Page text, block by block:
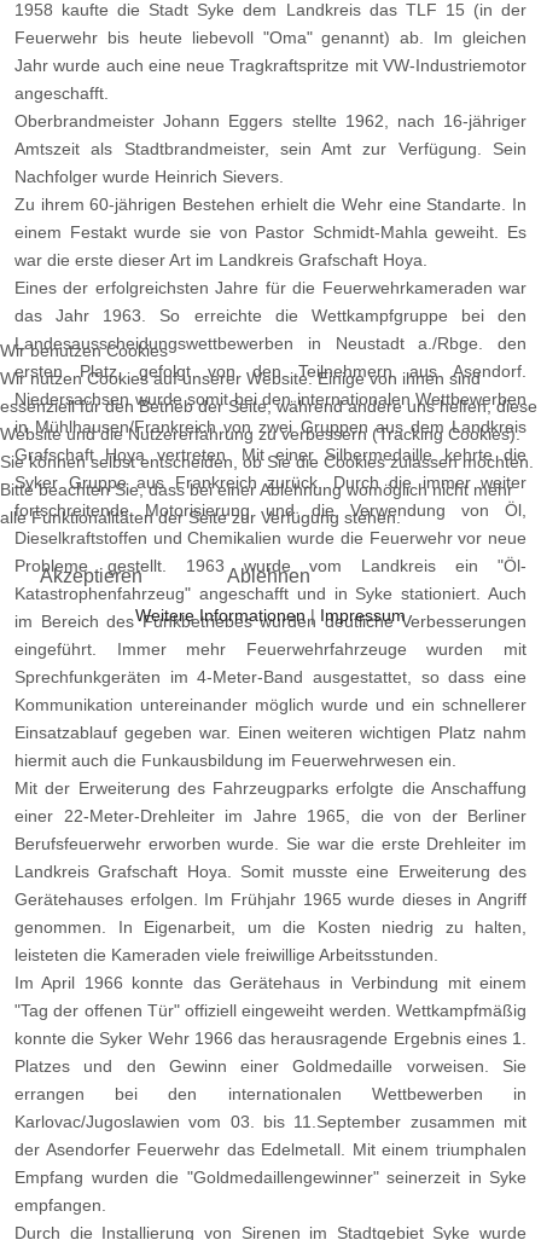
1958 kaufte die Stadt Syke dem Landkreis das TLF 15 (in der
Feuerwehr bis heute liebevoll "Oma" genannt) ab. Im gleichen
Jahr wurde auch eine neue Tragkraftspritze mit VW-Industriemotor
angeschafft.
Oberbrandmeister Johann Eggers stellte 1962, nach 16-jähriger
Amtszeit als Stadtbrandmeister, sein Amt zur Verfügung. Sein
Nachfolger wurde Heinrich Sievers.
Zu ihrem 60-jährigen Bestehen erhielt die Wehr eine Standarte. In
einem Festakt wurde sie von Pastor Schmidt-Mahla geweiht. Es
war die erste dieser Art im Landkreis Grafschaft Hoya.
Eines der erfolgreichsten Jahre für die Feuerwehrkameraden war
das Jahr 1963. So erreichte die Wettkampfgruppe bei den
Landesausscheidungswettbewerben in Neustadt a./Rbge. den
ersten Platz, gefolgt von den Teilnehmern aus Asendorf.
Niedersachsen wurde somit bei den internationalen Wettbewerben
in Mühlhausen/Frankreich von zwei Gruppen aus dem Landkreis
Grafschaft Hoya vertreten. Mit einer Silbermedaille kehrte die
Syker Gruppe aus Frankreich zurück. Durch die immer weiter
fortschreitende Motorisierung und die Verwendung von Öl,
Dieselkraftstoffen und Chemikalien wurde die Feuerwehr vor neue
Probleme gestellt. 1963 wurde vom Landkreis ein "Öl-
Katastrophenfahrzeug" angeschafft und in Syke stationiert. Auch
im Bereich des Funkbetriebes wurden deutliche Verbesserungen
eingeführt. Immer mehr Feuerwehrfahrzeuge wurden mit
Sprechfunkgeräten im 4-Meter-Band ausgestattet, so dass eine
Kommunikation untereinander möglich wurde und ein schnellerer
Einsatzablauf gegeben war. Einen weiteren wichtigen Platz nahm
hiermit auch die Funkausbildung im Feuerwehrwesen ein.
Mit der Erweiterung des Fahrzeugparks erfolgte die Anschaffung
einer 22-Meter-Drehleiter im Jahre 1965, die von der Berliner
Berufsfeuerwehr erworben wurde. Sie war die erste Drehleiter im
Landkreis Grafschaft Hoya. Somit musste eine Erweiterung des
Gerätehauses erfolgen. Im Frühjahr 1965 wurde dieses in Angriff
genommen. In Eigenarbeit, um die Kosten niedrig zu halten,
leisteten die Kameraden viele freiwillige Arbeitsstunden.
Im April 1966 konnte das Gerätehaus in Verbindung mit einem
"Tag der offenen Tür" offiziell eingeweiht werden. Wettkampfmäßig
konnte die Syker Wehr 1966 das herausragende Ergebnis eines 1.
Platzes und den Gewinn einer Goldmedaille vorweisen. Sie
errangen bei den internationalen Wettbewerben in
Karlovac/Jugoslawien vom 03. bis 11.September zusammen mit
der Asendorfer Feuerwehr das Edelmetall. Mit einem triumphalen
Empfang wurden die "Goldmedaillengewinner" seinerzeit in Syke
empfangen.
Durch die Installierung von Sirenen im Stadtgebiet Syke wurde
Wir benutzen Cookies
Wir nutzen Cookies auf unserer Website. Einige von ihnen sind
essenziell für den Betrieb der Seite, während andere uns helfen, diese
Website und die Nutzererfahrung zu verbessern (Tracking Cookies).
Sie können selbst entscheiden, ob Sie die Cookies zulassen möchten.
Bitte beachten Sie, dass bei einer Ablehnung womöglich nicht mehr
alle Funktionalitäten der Seite zur Verfügung stehen.
Akzeptieren Ablehnen
Weitere Informationen| Impressum